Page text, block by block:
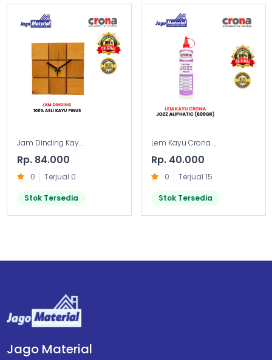
Jam Dinding Kay...
Rp. 84.000
0 Terjual 0
Stok Tersedia
Lem Kayu Crona ...
Rp. 40.000
0 Terjual 15
Stok Tersedia
Jago Material